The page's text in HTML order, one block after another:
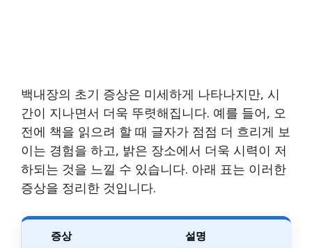
백내장의 초기 증상은 미세하게 나타나지만, 시
간이 지나면서 더욱 뚜렷해집니다. 예를 들어, 오
전에 책을 읽으려 할 때 글자가 점점 더 흐리게 보
이는 경험을 하고, 밝은 장소에서 더욱 시력이 저
하되는 것을 느낄 수 있습니다. 아래 표는 이러한
증상을 정리한 것입니다.
증상 설명